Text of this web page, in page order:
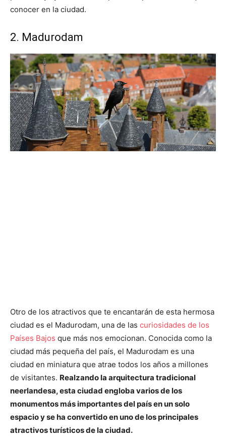
conocer en la ciudad.
2. Madurodam
Otro de los atractivos que te encantarán de esta hermosa
ciudad es el Madurodam, una de las curiosidades de los
Países Bajos que más nos emocionan. Conocida como la
ciudad más pequeña del país, el Madurodam es una
ciudad en miniatura que atrae todos los años a millones
de visitantes. Realzando la arquitectura tradicional
neerlandesa, esta ciudad engloba varios de los
monumentos más importantes del país en un solo
espacio y se ha convertido en uno de los principales
atractivos turísticos de la ciudad.